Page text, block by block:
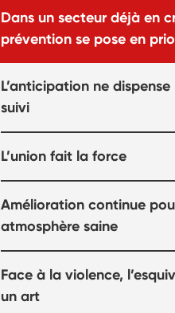
Dans un secteur déjà en
prévention se pose en
L’anticipation ne dispense
suivi
L’union fait la force
Amélioration continue
atmosphère saine
Face à la violence,
un art